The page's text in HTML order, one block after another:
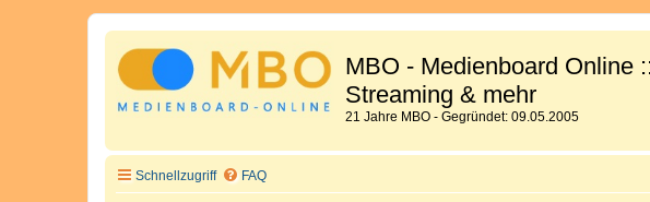
MBO - Medienboard Online
Streaming & mehr
21 Jahre MBO - Gegründet: 09.05.2005
Schnellzugriff FAQ